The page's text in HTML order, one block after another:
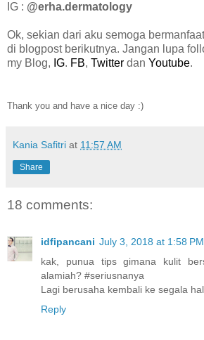
IG : @erha.dermatology
Ok, sekian dari aku semoga
di blogpost berikutnya. Jangan lupa
my Blog, IG. FB, Twitter dan Youtube.
Thank you and have a nice day :)
Kania Safitri at 11:57 AM
Share
18 comments:
idfipancani July 3, 2018 at 1:58 PM
kak, punua tips gimana kulit
alamiah? #seriusnanya
Lagi berusaha kembali ke segala
Reply